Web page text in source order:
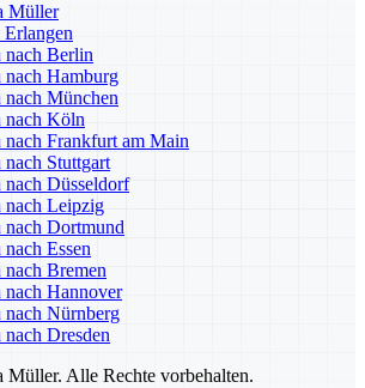
Müller
nach Berlin
Hamburg
München
nach Köln
Frankfurt am Main
Stuttgart
Düsseldorf
nach Leipzig
Dortmund
Essen
Bremen
Hannover
Nürnberg
Dresden
Alle Rechte vorbehalten.